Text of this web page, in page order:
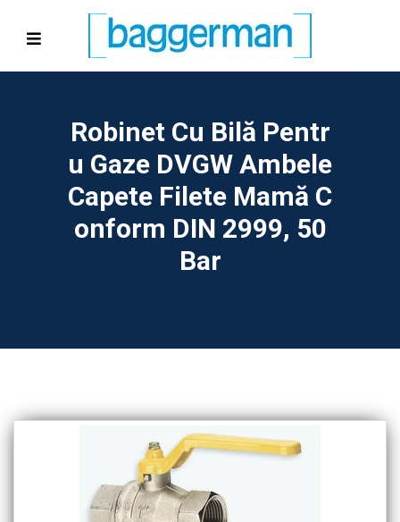
Robinet Cu Bilă Pentr
U Gaze DVGW Ambele
Capete Filete Mamă C
Onform DIN 2999, 50
Bar